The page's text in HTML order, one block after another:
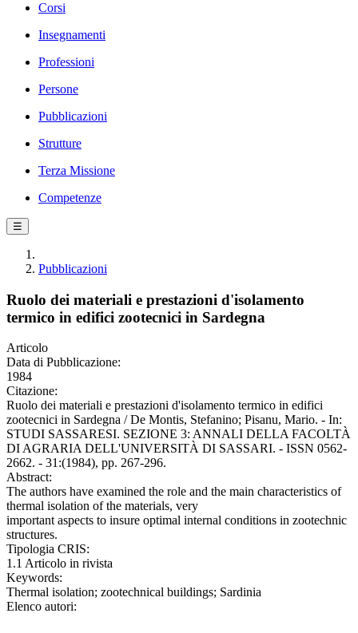
Corsi
Insegnamenti
Professioni
Persone
Pubblicazioni
Strutture
Terza Missione
Competenze
☰
Pubblicazioni
Ruolo dei materiali e prestazioni d'isolamento
termico in edifici zootecnici in Sardegna
Articolo
Data di Pubblicazione:
1984
Citazione:
Ruolo dei materiali e prestazioni d'isolamento termico in edifici
zootecnici in Sardegna / De Montis, Stefanino; Pisanu, Mario. - In:
STUDI SASSARESI. SEZIONE 3: ANNALI DELLA FACOLTÀ
DI AGRARIA DELL'UNIVERSITÀ DI SASSARI. - ISSN 0562-
2662. - 31:(1984), pp. 267-296.
Abstract:
The authors have examined the role and the main characteristics of
thermal isolation of the materials, very
important aspects to insure optimal internal conditions in zootechnic
structures.
Tipologia CRIS:
1.1 Articolo in rivista
Keywords:
Thermal isolation; zootechnical buildings; Sardinia
Elenco autori: